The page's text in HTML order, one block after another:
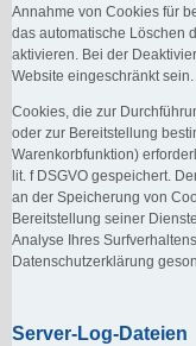
Annahme von Cookies für
das automatische Löschen
aktivieren. Bei der
Website eingeschränkt sein.
Cookies, die zur
oder zur Bereitstellung
Warenkorbfunktion)
lit. f DSGVO gespeichert.
an der Speicherung von
Bereitstellung seiner
Analyse Ihres
Datenschutzerklärung
Server-Log-Dateien